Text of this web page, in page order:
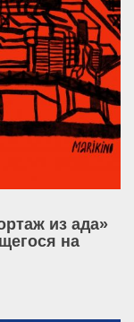
из ада»
на